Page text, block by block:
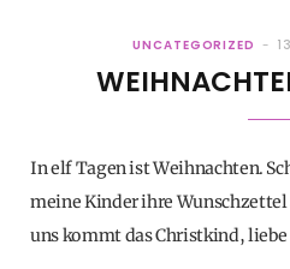
UNCATEGORIZED
In elf Tagen ist Weihnachten.
meine Kinder ihre
uns kommt das Christkind,